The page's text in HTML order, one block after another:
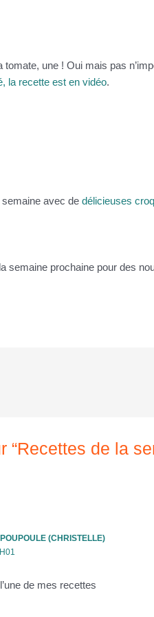
tomate, une ! Oui mais pas
la recette est en vidéo.
semaine avec dedélicieuses
semaine prochaine pour des
“Recettes de la
(CHRISTELLE)
de mes recettes